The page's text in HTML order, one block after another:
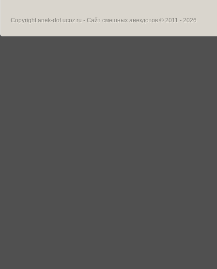
Copyrightanek-dot.ucoz.ru - Сайт смешных анекдотов © 2011 - 2026